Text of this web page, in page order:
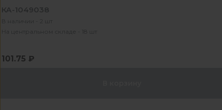
КА-1049038
В наличии - 2 шт
На центральном складе - 18 шт
101.75 ₽